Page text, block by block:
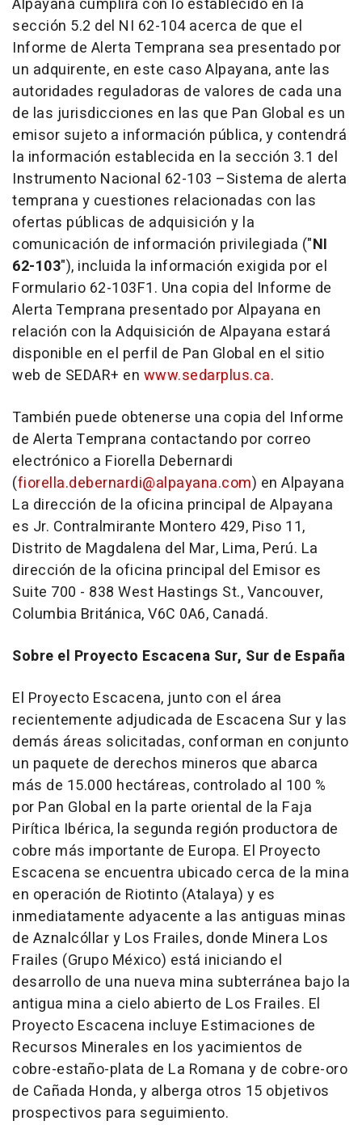
Alpayana cumplirá con lo establecido en la
sección 5.2 del NI 62-104 acerca de que el
Informe de Alerta Temprana sea presentado por
un adquirente, en este caso Alpayana, ante las
autoridades reguladoras de valores de cada una
de las jurisdicciones en las que Pan Global es un
emisor sujeto a información pública, y contendrá
la información establecida en la sección 3.1 del
Instrumento Nacional 62-103 –Sistema de alerta
temprana y cuestiones relacionadas con las
ofertas públicas de adquisición y la
comunicación de información privilegiada ("NI
62-103"), incluida la información exigida por el
Formulario 62-103F1. Una copia del Informe de
Alerta Temprana presentado por Alpayana en
relación con la Adquisición de Alpayana estará
disponible en el perfil de Pan Global en el sitio
web de SEDAR+ en www.sedarplus.ca.
También puede obtenerse una copia del Informe
de Alerta Temprana contactando por correo
electrónico a Fiorella Debernardi
(fiorella.debernardi@alpayana.com) en Alpayana
La dirección de la oficina principal de Alpayana
es Jr. Contralmirante Montero 429, Piso 11,
Distrito de Magdalena del Mar, Lima, Perú. La
dirección de la oficina principal del Emisor es
Suite 700 - 838 West Hastings St., Vancouver,
Columbia Británica, V6C 0A6, Canadá.
Sobre el Proyecto Escacena Sur, Sur de España
El Proyecto Escacena, junto con el área
recientemente adjudicada de Escacena Sur y las
demás áreas solicitadas, conforman en conjunto
un paquete de derechos mineros que abarca
más de 15.000 hectáreas, controlado al 100 %
por Pan Global en la parte oriental de la Faja
Pirítica Ibérica, la segunda región productora de
cobre más importante de Europa. El Proyecto
Escacena se encuentra ubicado cerca de la mina
en operación de Riotinto (Atalaya) y es
inmediatamente adyacente a las antiguas minas
de Aznalcóllar y Los Frailes, donde Minera Los
Frailes (Grupo México) está iniciando el
desarrollo de una nueva mina subterránea bajo la
antigua mina a cielo abierto de Los Frailes. El
Proyecto Escacena incluye Estimaciones de
Recursos Minerales en los yacimientos de
cobre-estaño-plata de La Romana y de cobre-oro
de Cañada Honda, y alberga otros 15 objetivos
prospectivos para seguimiento.